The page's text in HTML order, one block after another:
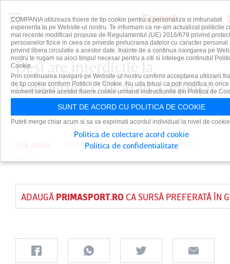
Deşi are interdicţie la
transferuri, UTA Arad a anunţat
transferul unui internaţional
PUBLICAT DE DAIAN CUTUPE 26 SEP
ADAUGĂ PRIMASPORT.ROCA SURSĂ PREFERATĂ ÎN
COMPANIA utilizeaza fisiere de tip cookie pentru a personaliza si imbunatati
experienta ta pe Website-ul nostru. Te informam ca ne-am actualizat politicile
mai recente modificari propuse de Regulamentul (UE) 2016/679 privind
persoanelor fizice in ceea ce priveste prelucrarea datelor cu caracter personal
privind libera circulatie a acestor date. Inainte de a continua navigarea pe
nostru te rugam sa aloci timpul necesar pentru a citi si intelege continutul
Cookie.
Prin continuarea navigarii pe Website-ul nostru confirmi acceptarea utilizarii
de tip cookie conform Politicii de Cookie. Nu uita totusi ca poti modifica in orice
moment setarile acestor fisiere cookie urmand instructiunile din Politica de
SUNT DE ACORD CU POLITICA DE COOKIE
Puteti merge chiar acum si sa va exprimati acordul individual la nivel de
Politica de colectare acord cookie
Politica de confidentialitate